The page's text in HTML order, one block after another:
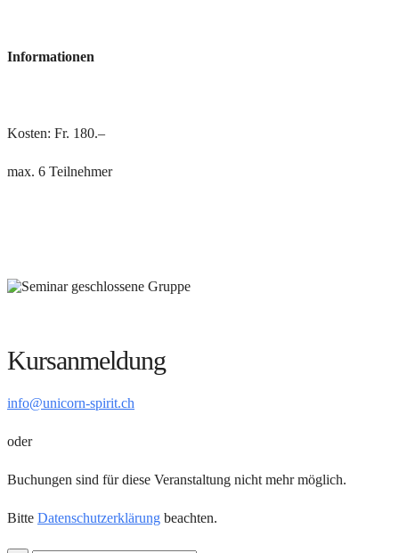
Informationen
Kosten: Fr. 180.–
max. 6 Teilnehmer
Kursanmeldung
info@unicorn-spirit.ch
oder
Buchungen sind für diese Veranstaltung nicht mehr möglich.
Bitte Datenschutzerklärung beachten.